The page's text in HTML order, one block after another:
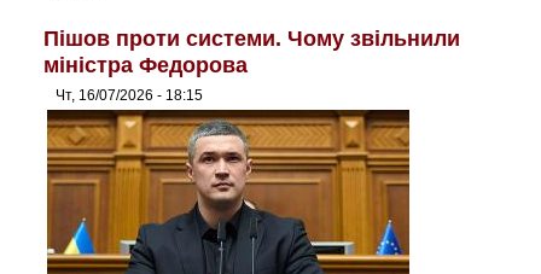
Пішов проти системи. Чому звільнили
міністра Федорова
Чт, 16/07/2026 - 18:15